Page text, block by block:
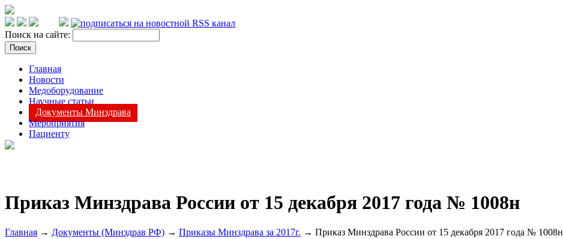
Поиск на сайте:
Главная
Новости
Медоборудование
Научные статьи
Документы Минздрава
Мероприятия
Пациенту
Приказ Минздрава России от 15 декабря 2017 года № 1008н
Главная → Документы (Минздрав РФ) → Приказы Минздрава за 2017г. → Приказ Минздрава России от 15 декабря 2017 года № 1008н